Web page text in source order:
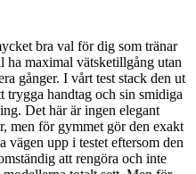
bra val för dig som tränar
ha maximal vätsketillgång utan
gånger. I vårt test stack den ut
trygga handtag och sin smidiga
Det här är ingen elegant
men för gymmet gör den exakt
vägen upp i testet eftersom den
att rengöra och inte